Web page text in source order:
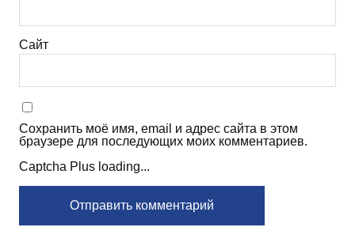
Сайт
Сохранить моё имя, email и адрес сайта в этом
браузере для последующих моих комментариев.
Captcha Plus loading...